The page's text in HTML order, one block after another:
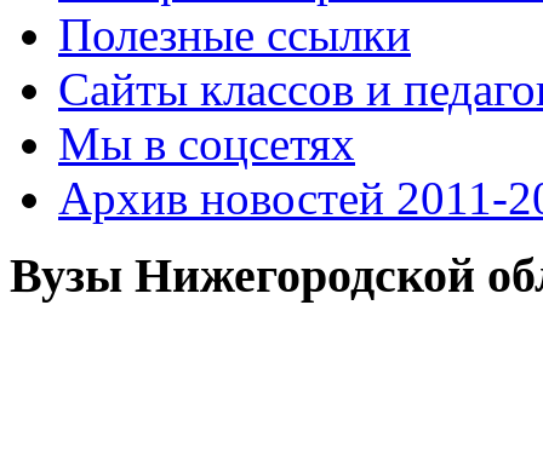
Полезные ссылки
Сайты классов и
Мы в соцсетях
Архив новостей 2011-
Вузы Нижегородской